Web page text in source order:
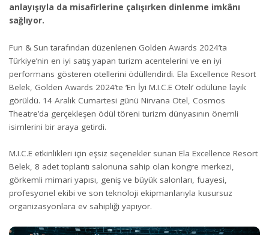
anlayışıyla da misafirlerine çalışırken dinlenme imkânı
sağlıyor.
Fun & Sun tarafından düzenlenen Golden Awards 2024’ta
Türkiye’nin en iyi satış yapan turizm acentelerini ve en iyi
performans gösteren otellerini ödüllendirdi. Ela Excellence Resort
Belek, Golden Awards 2024’te ‘En İyi M.I.C.E Oteli’ ödülüne layık
görüldü. 14 Aralık Cumartesi günü Nirvana Otel, Cosmos
Theatre’da gerçekleşen ödül töreni turizm dünyasının önemli
isimlerini bir araya getirdi.
M.I.C.E etkinlikleri için eşsiz seçenekler sunan Ela Excellence Resort
Belek, 8 adet toplantı salonuna sahip olan kongre merkezi,
görkemli mimari yapısı, geniş ve büyük salonları, fuayesi,
profesyonel ekibi ve son teknoloji ekipmanlarıyla kusursuz
organizasyonlara ev sahipliği yapıyor.